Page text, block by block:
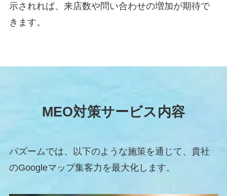
示されれば、来店数や問い合わせの増加が期待で
きます。
MEO対策サービス内容
パズームでは、以下のような施策を通じて、貴社
のGoogleマップ集客力を最大化します。